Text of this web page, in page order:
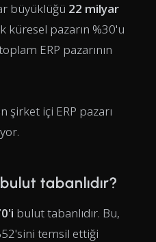
büyüklüğü 22 milyar
küresel pazarın %30'u
ERP pazarının
şirket içi ERP pazarı
tabanlıdır?
bulut tabanlıdır. Bu,
temsil ettiği